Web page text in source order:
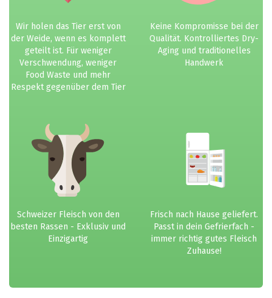
Wir holen das Tier erst von
der Weide, wenn es komplett
geteilt ist. Für weniger
Verschwendung, weniger
Food Waste und mehr
Respekt gegenüber dem Tier
Keine Kompromisse bei der
Qualität. Kontrolliertes Dry-
Aging und traditionelles
Handwerk
Schweizer Fleisch von den
besten Rassen - Exklusiv und
Einzigartig
Frisch nach Hause geliefert.
Passt in dein Gefrierfach -
immer richtig gutes Fleisch
Zuhause!